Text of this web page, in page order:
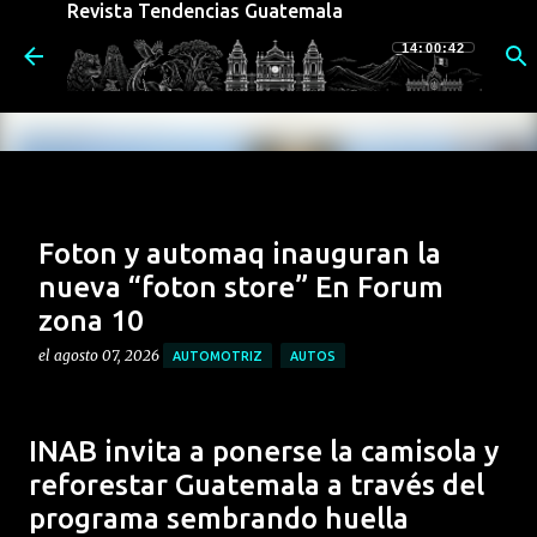
Revista Tendencias Guatemala
14:00:43
Foton y automaq inauguran la
nueva “foton store” En Forum
zona 10
el agosto 07, 2026 AUTOMOTRIZ AUTOS
oficial de su nueva Foton Store en Forum Zona 10. Este
nuevo concepto de atención representa un hito en la
evolución de la marca, diseñado para ofrecer una
INAB invita a ponerse la camisola y
reforestar Guatemala a través del
programa sembrando huella